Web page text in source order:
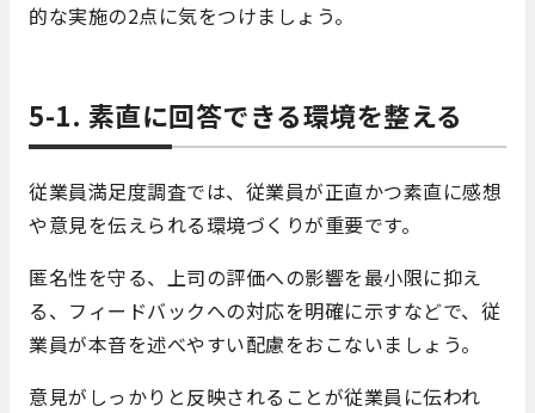
的な実施の2点に気をつけましょう。
5-1. 素直に回答できる環境を整える
従業員満足度調査では、従業員が正直かつ素直に感想
や意見を伝えられる環境づくりが重要です。
匿名性を守る、上司の評価への影響を最小限に抑え
る、フィードバックへの対応を明確に示すなどで、従
業員が本音を述べやすい配慮をおこないましょう。
意見がしっかりと反映されることが従業員に伝われ